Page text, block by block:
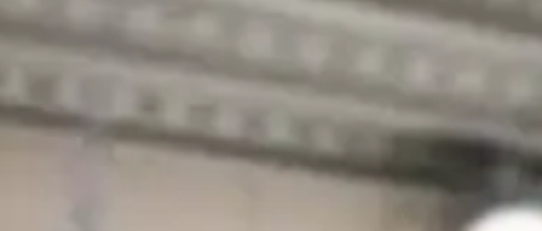
WAT BIEDT
EXPERIENCE GYM?
Boksen